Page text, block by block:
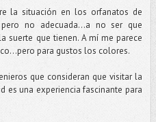
la situación en los orfanatos de
no adecuada...a no ser que
suerte que tienen. A mí me parece
para gustos los colores.
que consideran que visitar la
es una experiencia fascinante para